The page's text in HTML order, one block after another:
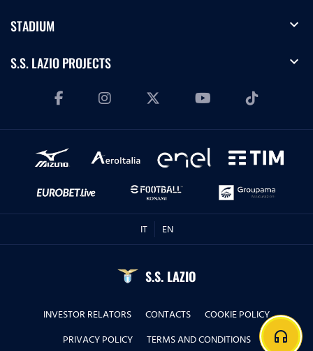
STADIUM expand_more
S.S. LAZIO PROJECTS expand_more
IT EN
S.S. LAZIO
INVESTOR RELATORS CONTACTS
COOKIE POLICY
PRIVACY POLICY
TERMS AND CONDITIONS headphones